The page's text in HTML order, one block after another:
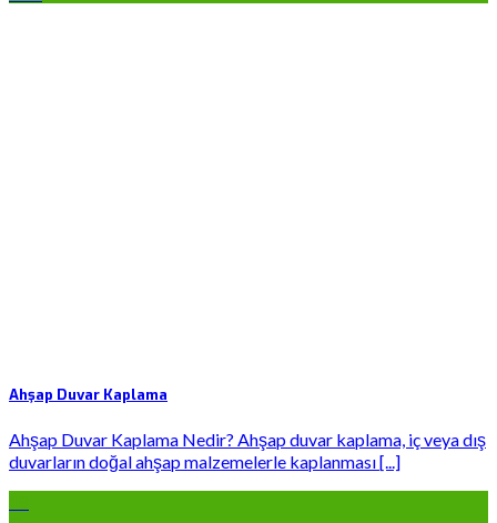
Ahşap Duvar Kaplama
Ahşap Duvar Kaplama Nedir? Ahşap duvar kaplama, iç veya dış
duvarların doğal ahşap malzemelerle kaplanması [...]